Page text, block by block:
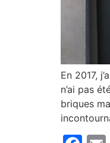
En 2017,
n’ai pas
briques